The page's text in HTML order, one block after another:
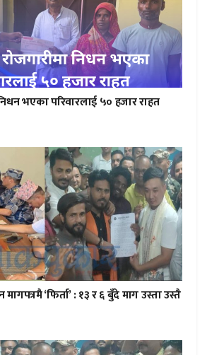
भएका परिवारलाई ५० हजार राहत
मागपत्रमै ‘फिर्ता’ : १३ र ६ बुँदे माग उस्ता उस्तै